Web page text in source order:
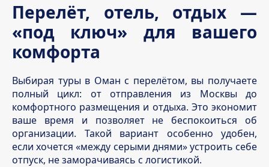
Перелёт, отель, отдых —
«под ключ» для вашего
комфорта
Выбирая туры в Оман с перелётом, вы получаете
полный цикл: от отправления из Москвы до
комфортного размещения и отдыха. Это экономит
ваше время и позволяет не беспокоиться об
организации. Такой вариант особенно удобен,
если хочется «между серыми днями» устроить себе
отпуск, не заморачиваясь с логистикой.